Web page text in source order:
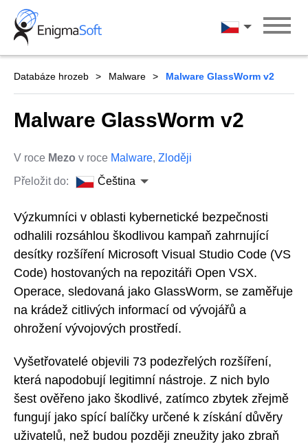
Skip
content
Čeština
Databáze hrozeb Malware Malware GlassWorm v2
Malware GlassWorm v2
V roce Mezo v roce Malware, Zloději
Přeložit do:
Čeština
Výzkumníci v oblasti kybernetické bezpečnosti
odhalili rozsáhlou škodlivou kampaň zahrnující
desítky rozšíření Microsoft Visual Studio Code (VS
Code) hostovaných na repozitáři Open VSX.
Operace, sledovaná jako GlassWorm, se zaměřuje
na krádež citlivých informací od vývojářů a
ohrožení vývojových prostředí.
Vyšetřovatelé objevili 73 podezřelých rozšíření,
která napodobují legitimní nástroje. Z nich bylo
šest ověřeno jako škodlivé, zatímco zbytek zřejmě
fungují jako spící balíčky určené k získání důvěry
uživatelů, než budou později zneužity jako zbraň